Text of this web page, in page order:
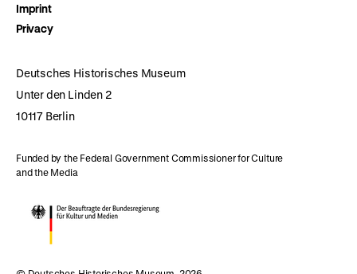
Imprint
Privacy
Deutsches Historisches Museum
Unter den Linden 2
10117 Berlin
Funded by the Federal Government Commissioner for Culture
and the Media